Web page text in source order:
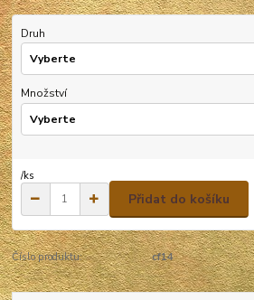
Druh
Množství
/ks
Přidat do košíku
Číslo produktu: cf14